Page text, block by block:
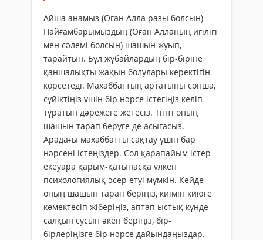
Айша анамыз (Оған Алла разы болсын)
Пайғамбарымыздың (Оған Алланың игілігі
мен сәлемі болсын) шашын жуып,
тарайтын. Бұл жұбайлардың бір-біріне
қаншалықты жақын болулары керектігін
көрсетеді. Махаббаттың артатыны сонша,
сүйіктіңіз үшін бір нәрсе істегіңіз келіп
тұратын дәрежеге жетесіз. Тіпті оның
шашын тарап беруге де асығасыз.
Арадағы махаббатты сақтау үшін бар
нәрсені істеңіздер. Сол қарапайым істер
екеуара қарым-қатынасқа үлкен
психологиялық әсер етуі мүмкін. Кейде
оның шашын тарап беріңіз, киімін киюге
көмектесіп жіберіңіз, аптап ыстық күнде
салқын сусын әкеп беріңіз, бір-
бірлеріңізге бір нәрсе дайындаңыздар.